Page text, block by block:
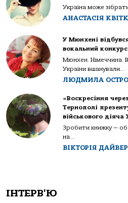
Україна може
АНАСТАСІЯ
У Мюнхені
вокальний
Мюнхен. Німеччина. В
України вшанували...
ЛЮДМИЛА
«Воскресіння
Тернополі
військового
Зробити книжку —
на...
ВІКТОРІЯ ДАЙВЕР
ІНТЕРВ'Ю